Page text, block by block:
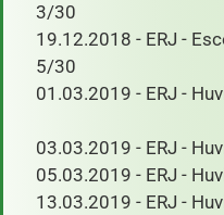
3/30
19.12.2018 - ERJ -
5/30
01.03.2019 - ERJ -
03.03.2019 - ERJ -
05.03.2019 - ERJ -
13.03.2019 - ERJ -